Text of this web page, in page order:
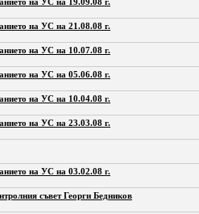
на УС на 21.08.08 г.
на УС на 10.07.08 г.
на УС на 05.06.08 г.
на УС на 10.04.08 г.
на УС на 23.03.08 г.
на УС на 03.02.08 г.
съвет Георги Бедников